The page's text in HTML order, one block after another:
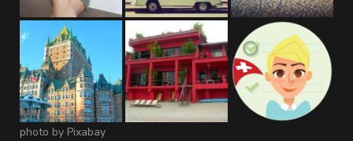
photo by Pixabay